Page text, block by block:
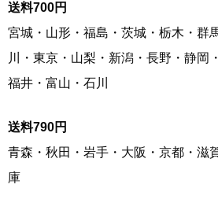
送料700円
宮城・山形・福島・茨城・栃木・群
川・東京・山梨・新潟・長野・静岡
福井・富山・石川
送料790円
青森・秋田・岩手・大阪・京都・滋
庫